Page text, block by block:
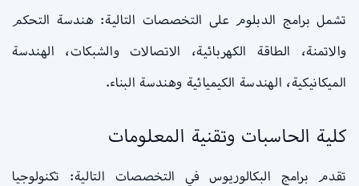
تشمل برامج الدبلوم على التخصصات التالية: هندسة التحكم
والاتمنة، الطاقة الكهربائية، الاتصالات والشبكات، الهندسة
الميكانيكية، الهندسة الكيميائية وهندسة البناء.
كلية الحاسبات وتقنية المعلومات
تقدم برامج البكالوريوس في التخصصات التالية: تكنولوجيا